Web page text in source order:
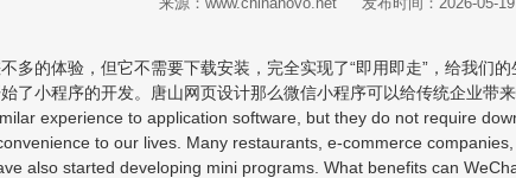
多的体验，但它不需要下载安装，完全实现了“即用即走”，给我们
了小程序的开发。唐山网页设计那么微信小程序可以给传统企业带
experience to application software, but they do not require
to our lives. Many restaurants, e-commerce
also started developing mini programs. What benefits can